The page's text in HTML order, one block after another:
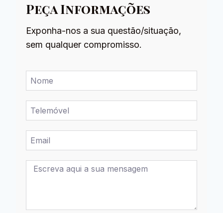
Peça Informações
Exponha-nos a sua questão/situação,
sem qualquer compromisso.